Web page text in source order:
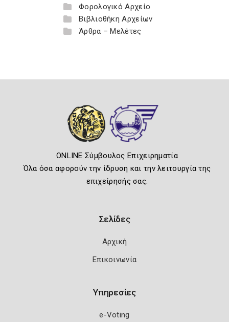
Φορολογικό Αρχείο
Βιβλιοθήκη Αρχείων
Άρθρα – Μελέτες
ONLINE Σύμβουλος Επιχειρηματία
Όλα όσα αφορούν την ίδρυση και την λειτουργία της
επιχείρησής σας.
Σελίδες
Αρχική
Επικοινωνία
Υπηρεσίες
e-Voting